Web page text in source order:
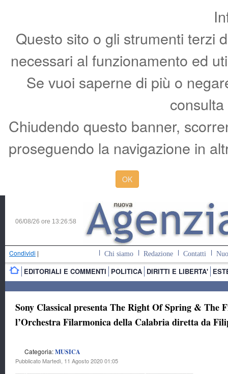
Questo sito o gli strumenti terzi
necessari al funzionamento ed
Se vuoi saperne di più o
Chiudendo questo banner,
proseguendo la navigazione in
OK
06/08/26 ore 13:26:59
Condividi | Chi siamo Redazione Contatti
EDITORIALI E COMMENTI POLITICA DIRITTI E LIBERTA'
Sony Classical presenta The Right Of Spring & The
l’Orchestra Filarmonica della Calabria diretta da
Categoria:MUSICA
Pubblicato Martedì, 11 Agosto 2020 01:05